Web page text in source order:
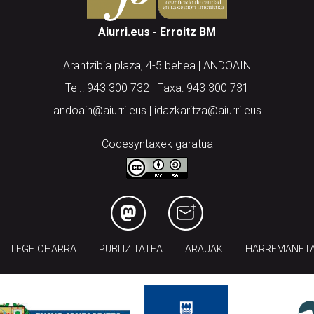
Aiurri.eus - Erroitz BM
Arantzibia plaza, 4-5 behea | ANDOAIN
Tel.: 943 300 732 | Faxa: 943 300 731
andoain@aiurri.eus | idazkaritza@aiurri.eus
Codesyntaxek garatua
LEGE OHARRA PUBLIZITATEA ARAUAK